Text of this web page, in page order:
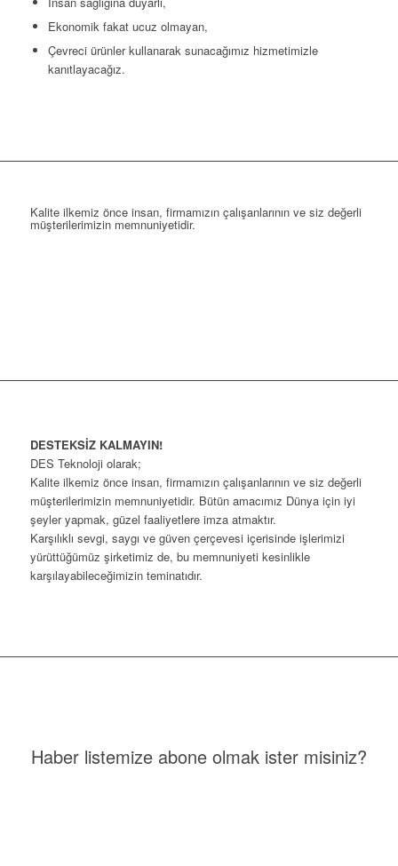
Ekonomik fakat ucuz olmayan,
Çevreci ürünler kullanarak sunacağımız hizmetimizle
kanıtlayacağız.
Kalite ilkemiz önce insan, firmamızın çalışanlarının ve siz değerli
müşterilerimizin memnuniyetidir.
DESTEKSİZ KALMAYIN!
DES Teknoloji olarak;
Kalite ilkemiz önce insan, firmamızın çalışanlarının ve siz değerli
müşterilerimizin memnuniyetidir. Bütün amacımız Dünya için iyi
şeyler yapmak, güzel faaliyetlere imza atmaktır.
Karşılıklı sevgi, saygı ve güven çerçevesi içerisinde işlerimizi
yürüttüğümüz şirketimiz de, bu memnuniyeti kesinlikle
karşılayabileceğimizin teminatıdır.
Haber listemize abone olmak ister misiniz?